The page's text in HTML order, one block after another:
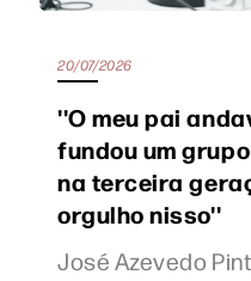
20/07/2026
''O meu pai
fundou um
na terceira
orgulho nisso''
José Azevedo